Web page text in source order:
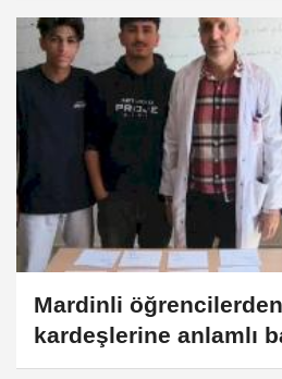
Mardinli
kardeşlerine anlamlı